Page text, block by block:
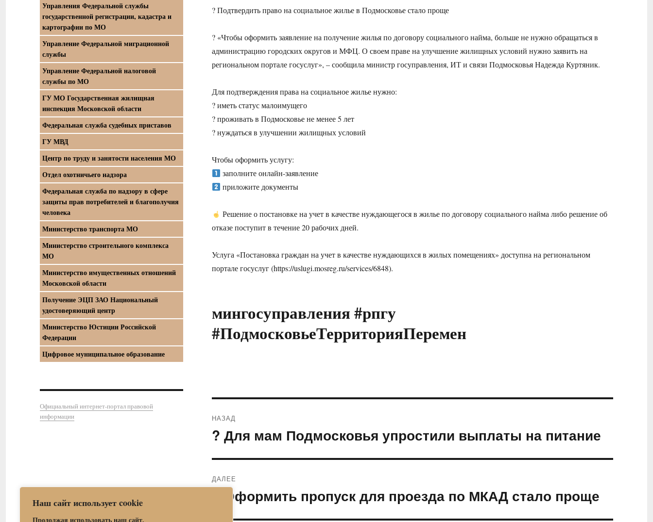
Наш сайт использует cookie
Продолжая использовать наш сайт,
? Подтвердить право на социальное жилье в Подмосковье стало проще
? «Чтобы оформить заявление на получение жилья по договору социального найма, больше не нужно обращаться в
администрацию городских округов и МФЦ. О своем праве на улучшение жилищных условий нужно заявить на
региональном портале госуслуг», – сообщила министр госуправления, ИТ и связи Подмосковья Надежда Куртяник.
Для подтверждения права на социальное жилье нужно:
? иметь статус малоимущего
? проживать в Подмосковье не менее 5 лет
? нуждаться в улучшении жилищных условий
Чтобы оформить услугу:
заполните онлайн-заявление
приложите документы
Решение о постановке на учет в качестве нуждающегося в жилье по договору социального найма либо решение об
отказе поступит в течение 20 рабочих дней.
Услуга «Постановка граждан на учет в качестве нуждающихся в жилых помещениях» доступна на региональном
портале госуслуг (https://uslugi.mosreg.ru/services/6848).
мингосуправления #рпгу
#ПодмосковьеТерриторияПеремен
по
НАЗАД
Предыдущая
запись:
? Для мам Подмосковья упростили выплаты на питание
ДАЛЕЕ
Следующая
? Оформить пропуск для проезда по МКАД стало проще
Управления Федеральной службы
государственной регистрации, кадастра и
картографии по МО
Управление Федеральной миграционной
службы
Управление Федеральной налоговой
службы по МО
ГУ МО Государственная жилищная
инспекция Московской области
Федеральная служба судебных приставов
ГУ МВД
Центр по труду и занятости населения МО
Отдел охотничьего надзора
Федеральная служба по надзору в сфере
защиты прав потребителей и благополучия
человека
Министерство транспорта МО
Министерство строительного комплекса
МО
Министерство имущественных отношений
Московской области
Получение ЭЦП ЗАО Национальный
удостоверяющий центр
Министерство Юстиции Российской
Федерации
Цифровое муниципальное образование
Официальный интернет-портал правовой
информации